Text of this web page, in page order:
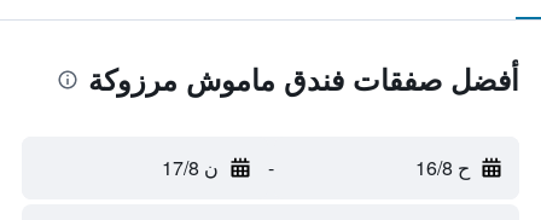
أفضل صفقات فندق ماموش مرزوكة
ح 16/8 - ن 17/8